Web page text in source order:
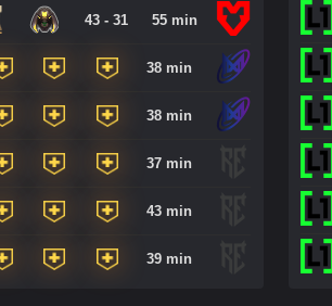
43 - 31 55 min
38 min
38 min
37 min
43 min
39 min